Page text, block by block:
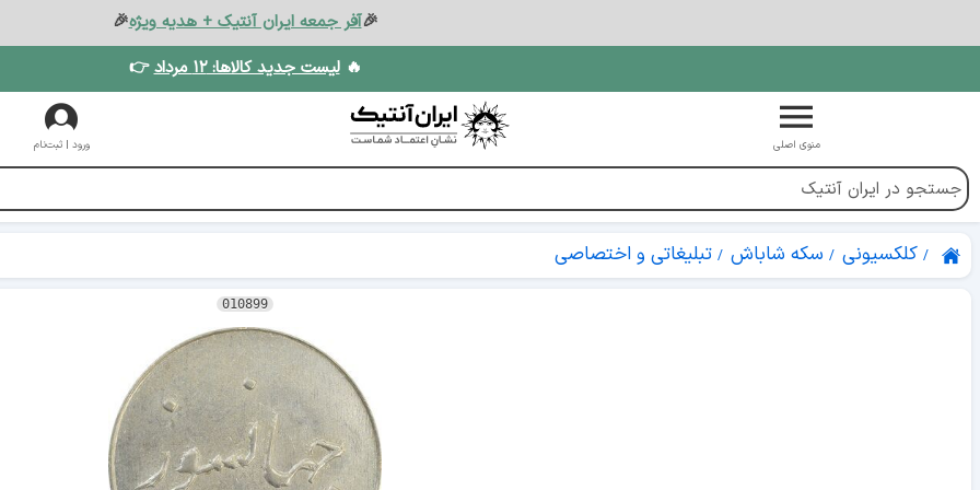
🎉آفر جمعه ایران آنتیک + هدیه ویژه🎉
🔥لیست جدید کالاها: ۱۲ مرداد 👉
منوی اصلی ورود | ثبت‌نام
کلکسیونی سکه شاباش تبلیغاتی و اختصاصی
010899